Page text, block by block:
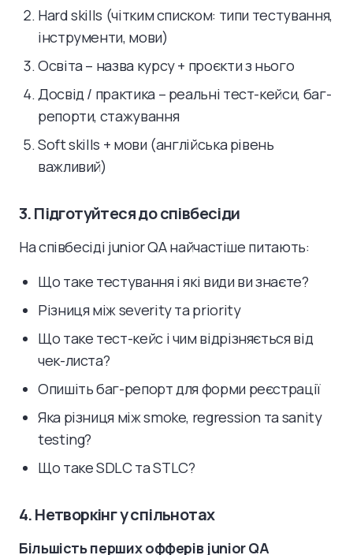
Hard skills (чітким списком: типи тестування,
інструменти, мови)
Освіта – назва курсу + проєкти з нього
Досвід / практика – реальні тест-кейси, баг-
репорти, стажування
Soft skills + мови (англійська рівень
важливий)
3. Підготуйтеся до співбесіди
На співбесіді junior QA найчастіше питають:
Що таке тестування і які види ви знаєте?
Різниця між severity та priority
Що таке тест-кейс і чим відрізняється від
чек-листа?
Опишіть баг-репорт для форми реєстрації
Яка різниця між smoke, regression та sanity
testing?
Що таке SDLC та STLC?
4. Нетворкінг у спільнотах
Більшість перших офферів junior QA